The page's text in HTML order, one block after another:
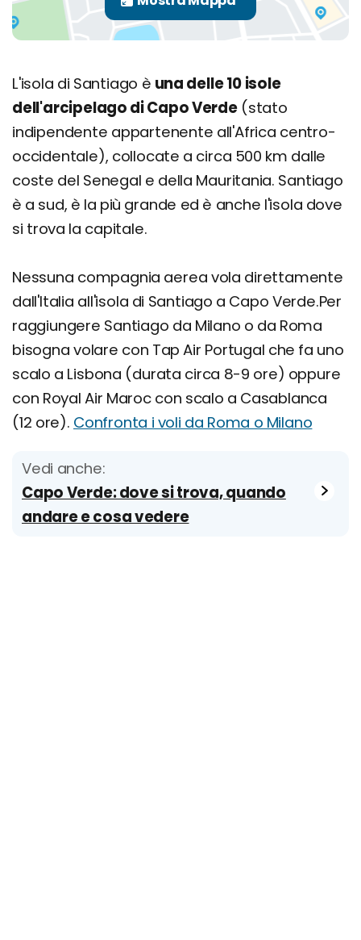
L'isola di Santiago è una delle 10 isole
dell'arcipelago di Capo Verde(stato
indipendente appartenente all'Africa centro-
occidentale), collocate a circa 500 km dalle
coste del Senegal e della Mauritania. Santiago
è a sud, è la più grande ed è anche l'isola dove
si trova la capitale.
Nessuna compagnia aerea vola direttamente
dall'Italia all'isola di Santiago a Capo Verde.Per
raggiungere Santiago da Milano o da Roma
bisogna volare con Tap Air Portugal che fa uno
scalo a Lisbona (durata circa 8-9 ore) oppure
con Royal Air Maroc con scalo a Casablanca
(12 ore). Confronta i voli da Roma o Milano
Vedi anche:
Capo Verde: dove si trova, quando
andare e cosa vedere